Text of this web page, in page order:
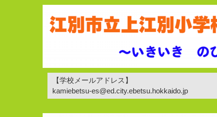
【学校メールアドレス】
kamiebetsu-es@ed.city.ebetsu.hokkaido.jp